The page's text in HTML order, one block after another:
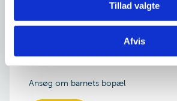
Tillad valgte
Afvis
sagsbehandlingstid for
Ansøg om barnets bopæl